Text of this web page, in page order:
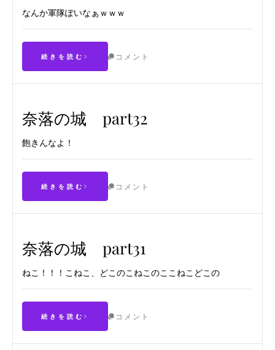
なんか軍隊ぽいなぁｗｗｗ
続きを読む コメント
奈落の城 part32
飽きんなよ！
続きを読む コメント
奈落の城 part31
ねこ！！！こねこ、どこのこねこのここねこどこの
続きを読む コメント